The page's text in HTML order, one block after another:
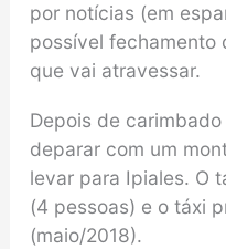
por notícias (em
possível fechamento
que vai atravessar.
Depois de
deparar com um
levar para Ipiales. O
(4 pessoas) e o táxi
(maio/2018).